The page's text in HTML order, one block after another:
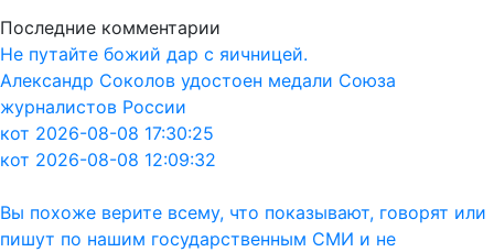
Последние комментарии
Не путайте божий дар с яичницей.
Александр Соколов удостоен медали Союза
журналистов России
кот 2026-08-08 17:30:25
кот 2026-08-08 12:09:32
Вы похоже верите всему, что показывают, говорят или
пишут по нашим государственным СМИ и не